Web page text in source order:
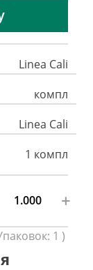
Linea Cali
компл
Linea Cali
1 компл
+
1 )